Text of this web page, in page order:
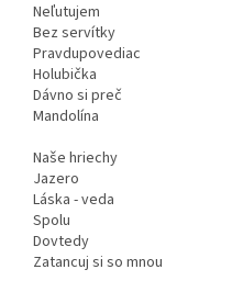
Neľutujem
Bez servítky
Pravdupovediac
Holubička
Dávno si preč
Mandolína
Naše hriechy
Jazero
Láska - veda
Spolu
Dovtedy
Zatancuj si so mnou